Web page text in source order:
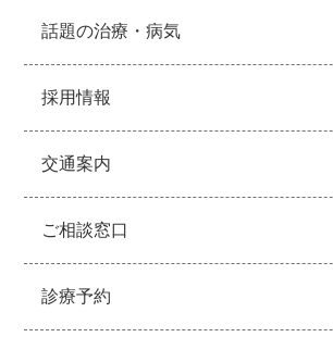
話題の治療・病気
採用情報
交通案内
ご相談窓口
診療予約